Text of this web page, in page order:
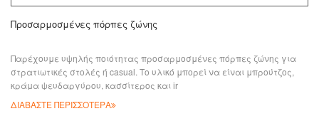
Προσαρμοσμένες πόρπες ζώνης
Παρέχουμε υψηλής ποιότητας προσαρμοσμένες πόρπες ζώνης για
στρατιωτικές στολές ή casual. Το υλικό μπορεί να είναι μπρούτζος,
κράμα ψευδαργύρου, κασσίτερος και ir
ΔΙΑΒΑΣΤΕ ΠΕΡΙΣΣΟΤΕΡΑ